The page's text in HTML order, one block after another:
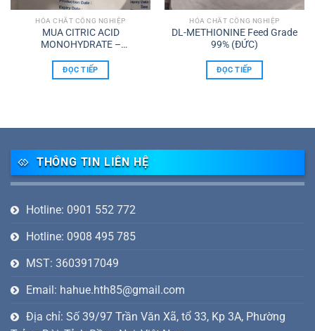
HÓA CHẤT CÔNG NGHIỆP
MUA CITRIC ACID
MONOHYDRATE –
ĐỌC TIẾP
HÓA CHẤT CÔNG NGHIỆP
DL-METHIONINE Feed Grade
99% (ĐỨC)
ĐỌC TIẾP
THÔNG TIN LIÊN HỆ
Hotline: 0901 552 772
Hotline: 0908 495 785
MST: 3603917049
Email: hahue.hth85@gmail.com
Địa chỉ: Số 39/97 Trần Văn Xã, tổ 33, Kp 3A, Phường